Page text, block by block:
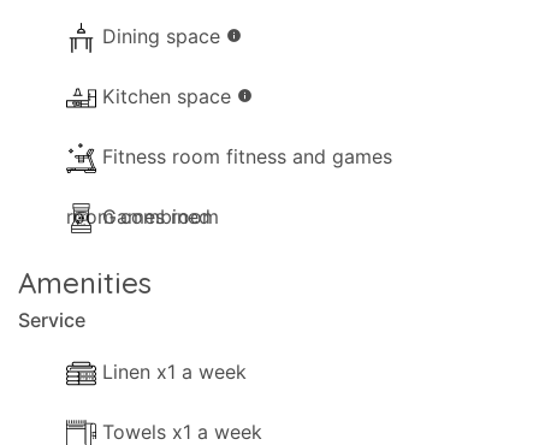
Dining space info
Kitchen space info
room combined
Games room
Amenities
Service
Linen x1 a week
Towels x1 a week